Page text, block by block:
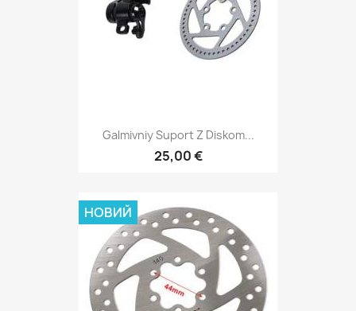
Galmivniy Suport Z Diskom...
25,00 €
НОВИЙ